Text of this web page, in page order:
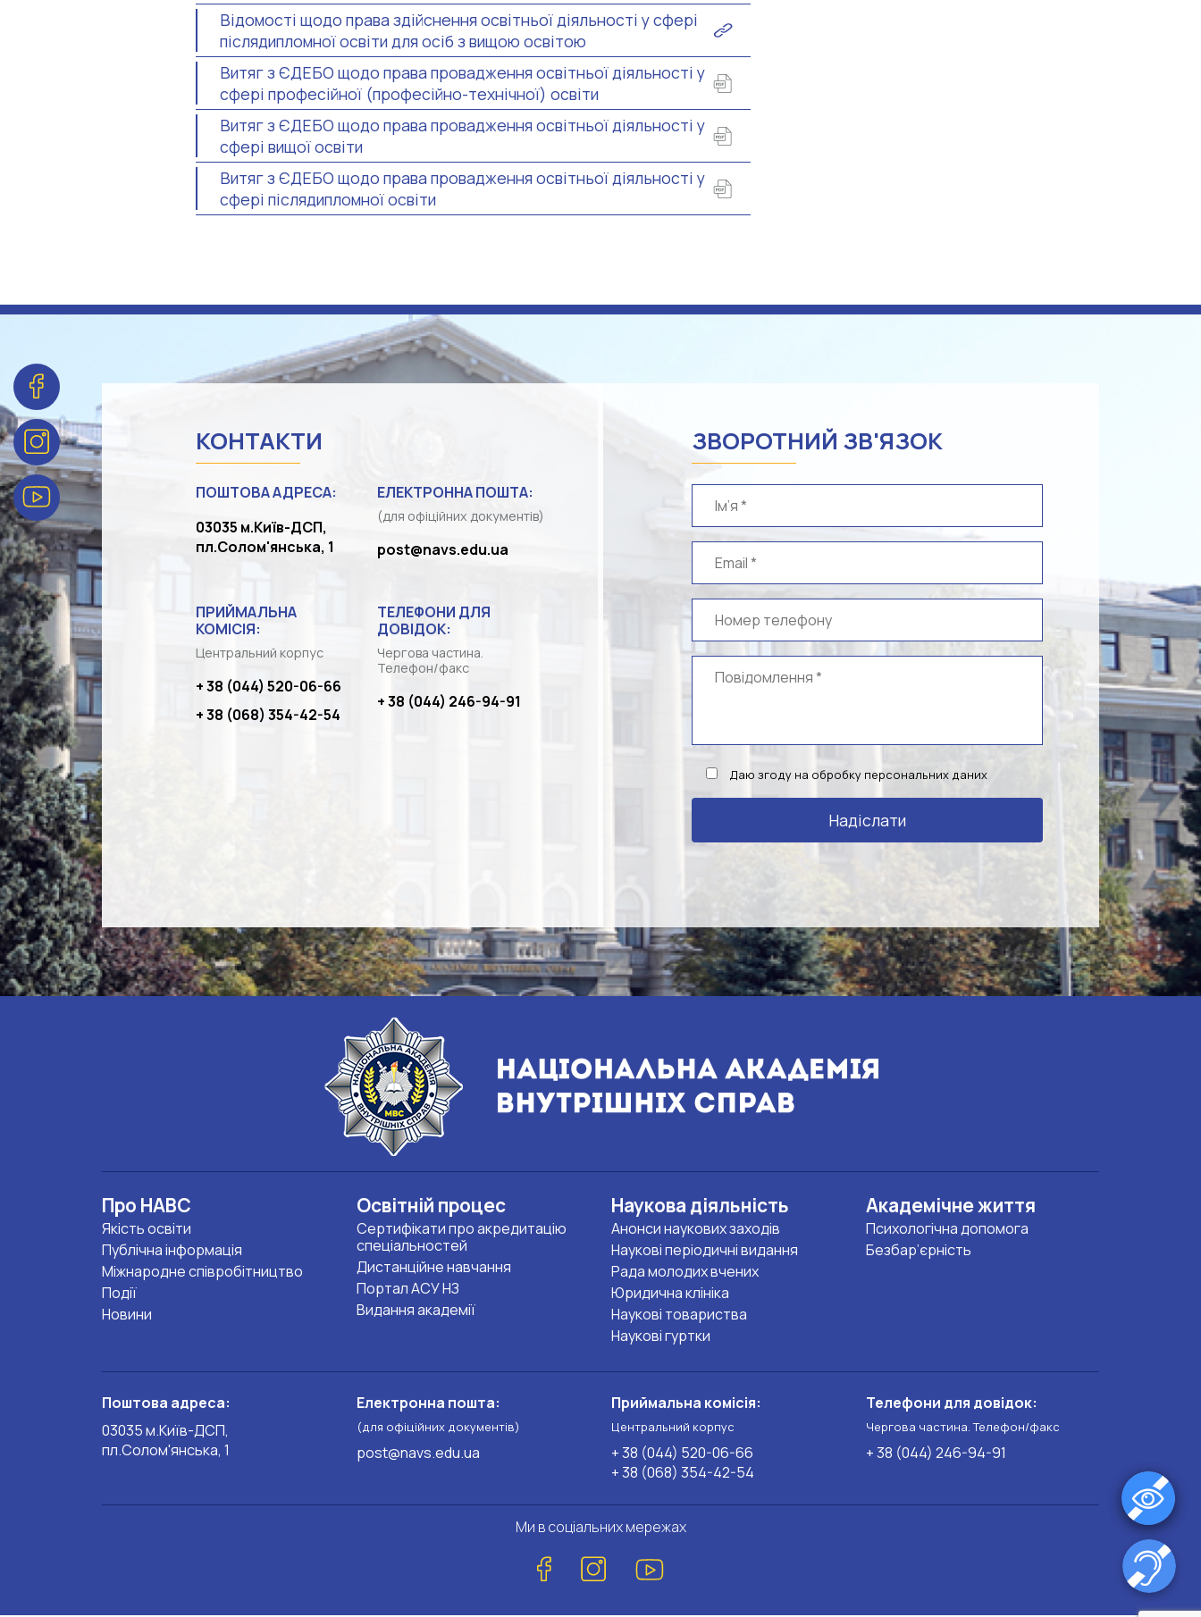
Відомості щодо права здійснення освітньої діяльності у сфері
післядипломної освіти для осіб з вищою освітою
Витяг з ЄДЕБО щодо права провадження освітньої діяльності у
сфері професійної (професійно-технічної) освіти
Витяг з ЄДЕБО щодо права провадження освітньої діяльності у
сфері вищої освіти
Витяг з ЄДЕБО щодо права провадження освітньої діяльності у
сфері післядипломної освіти
КОНТАКТИ
ПОШТОВА АДРЕСА:
03035 м.Київ-ДСП,
пл.Солом'янська, 1
ЕЛЕКТРОННА ПОШТА:
(для офіційних документів)
post@navs.edu.ua
ПРИЙМАЛЬНА
КОМІСІЯ:
Центральний корпус
+ 38 (044) 520-06-66
+ 38 (068) 354-42-54
ТЕЛЕФОНИ ДЛЯ
ДОВІДОК:
Чергова частина.
Телефон/факс
+ 38 (044) 246-94-91
ЗВОРОТНИЙ ЗВ'ЯЗОК
Даю згоду на обробку персональних даних
Про НАВС
Якість освіти
Публічна інформація
Міжнародне співробітництво
Події
Новини
Освітній процес
Сертифікати про акредитацію
спеціальностей
Дистанційне навчання
Портал АСУ НЗ
Видання академії
Наукова діяльність
Анонси наукових заходів
Наукові періодичні видання
Рада молодих вчених
Юридична клініка
Наукові товариства
Наукові гуртки
Академічне життя
Психологічна допомога
Безбар’єрність
Поштова адреса:
03035 м.Київ-ДСП,
пл.Солом'янська, 1
Електронна пошта:
(для офіційних документів)
post@navs.edu.ua
Приймальна комісія:
Центральний корпус
+ 38 (044) 520-06-66
+ 38 (068) 354-42-54
Телефони для довідок:
Чергова частина. Телефон/факс
+ 38 (044) 246-94-91
Ми в соціальних мережах